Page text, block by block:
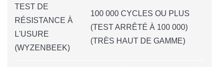
TEST DE
RÉSISTANCE À
L'USURE
(WYZENBEEK)
100 000 CYCLES OU PLUS
(TEST ARRÊTÉ À 100 000)
(TRÈS HAUT DE GAMME)